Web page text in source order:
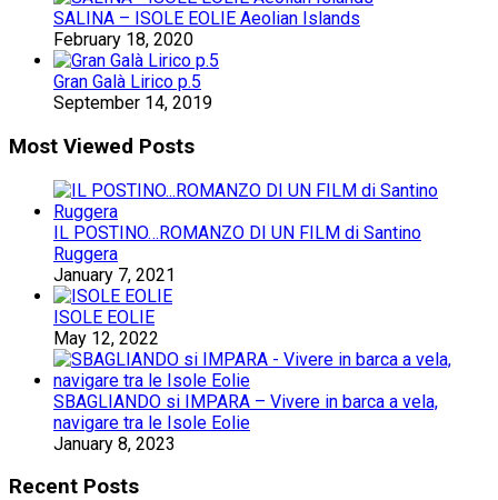
SALINA – ISOLE EOLIE Aeolian Islands
February 18, 2020
Gran Galà Lirico p.5
September 14, 2019
Most Viewed Posts
IL POSTINO…ROMANZO DI UN FILM di Santino
Ruggera
January 7, 2021
ISOLE EOLIE
May 12, 2022
SBAGLIANDO si IMPARA – Vivere in barca a vela,
navigare tra le Isole Eolie
January 8, 2023
Recent Posts